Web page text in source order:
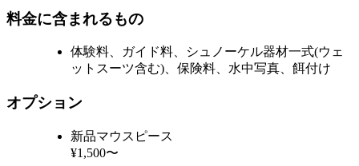
料金に含まれるもの
体験料、ガイド料、シュノーケル器材一式(ウェ
ットスーツ含む)、保険料、水中写真、餌付け
オプション
新品マウスピース
¥1,500〜